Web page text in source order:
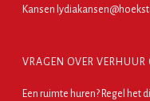
Kansen
VRAGEN OVER VERHUUR
Een ruimte huren? Regel het